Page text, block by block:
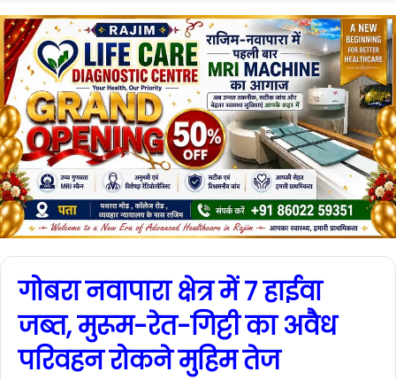
गोबरा नवापारा क्षेत्र में 7 हाईवा
जब्त, मुरूम-रेत-गिट्टी का अवैध
परिवहन रोकने मुहिम तेज